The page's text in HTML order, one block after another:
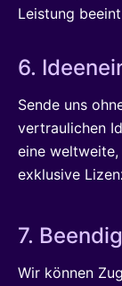
Leistung
6.
Sende uns
vertraulichen
eine
exklusive
7.
Wir können